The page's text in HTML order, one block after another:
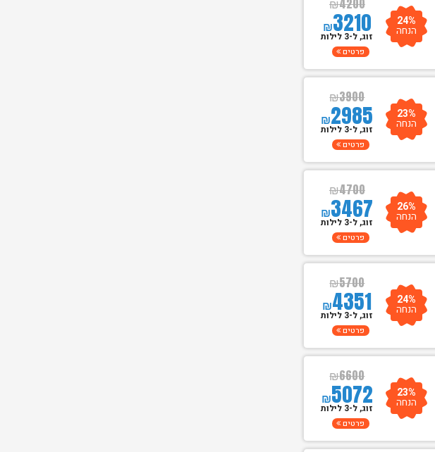
₪4200
₪3210 24%
הנחה זוג, ל-3 לילות
פרטים
₪3900
₪2985 23%
הנחה זוג, ל-3 לילות
פרטים
₪4700
₪3467 26%
הנחה זוג, ל-3 לילות
פרטים
₪5700
₪4351 24%
הנחה זוג, ל-3 לילות
פרטים
₪6600
₪5072 23%
הנחה זוג, ל-3 לילות
פרטים